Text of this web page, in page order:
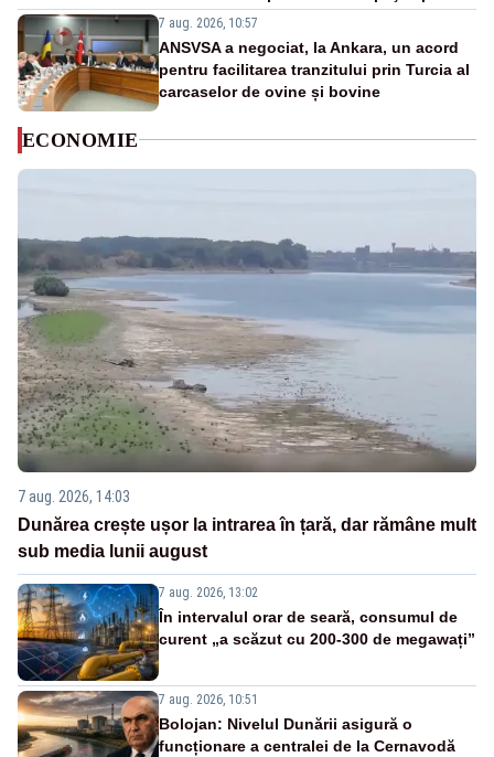
7 aug. 2026, 10:57
ANSVSA a negociat, la Ankara, un acord
pentru facilitarea tranzitului prin Turcia al
carcaselor de ovine și bovine
ECONOMIE
7 aug. 2026, 14:03
Dunărea crește ușor la intrarea în țară, dar rămâne mult
sub media lunii august
7 aug. 2026, 13:02
În intervalul orar de seară, consumul de
curent „a scăzut cu 200-300 de megawați”
7 aug. 2026, 10:51
Bolojan: Nivelul Dunării asigură o
funcționare a centralei de la Cernavodă